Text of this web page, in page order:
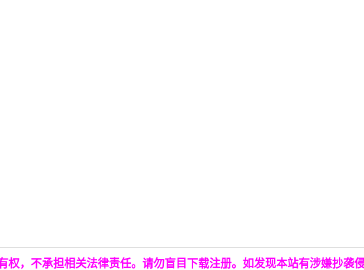
，不承担相关法律责任。请勿盲目下载注册。如发现本站有涉嫌抄袭